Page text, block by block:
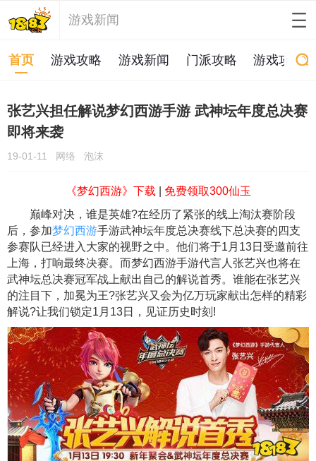
游戏新闻
首页 游戏攻略 游戏新闻 门派攻略 游戏攻略
张艺兴担任解说梦幻西游手游 武神坛年度总决赛
即将来袭
19-01-11 网络 泡沫
《梦幻西游》下载
免费领取300仙玉
巅峰对决，谁是英雄?在经历了紧张的线上淘汰赛阶段
后，参加梦幻西游手游武神坛年度总决赛线下总决赛的四支
参赛队已经进入大家的视野之中。他们将于1月13日受邀前往
上海，打响最终决赛。而梦幻西游手游代言人张艺兴也将在
武神坛总决赛冠军战上献出自己的解说首秀。谁能在张艺兴
的注目下，加冕为王?张艺兴又会为亿万玩家献出怎样的精彩
解说?让我们锁定1月13日，见证历史时刻!